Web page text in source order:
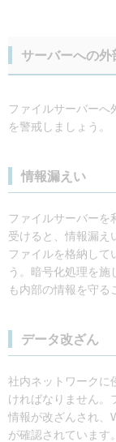
サーバーへの
ファイルサーバーへ
を警戒しましょう。
情報漏えい
ファイルサーバーを
受けると、情報漏え
ファイルを格納して
う。暗号化処理を施
も内部の情報を守る
データ改ざん
社内ネットワークに
ければなりません。
情報が改ざんされ、
が確認されています